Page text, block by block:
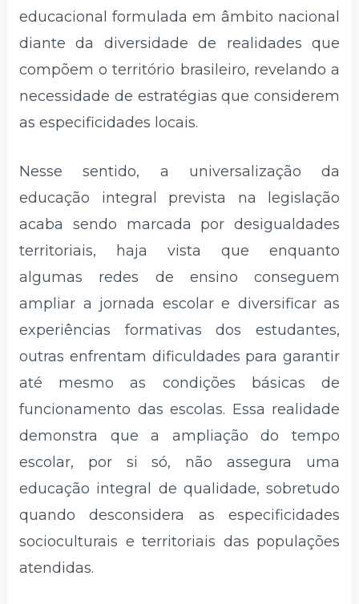
educacional formulada em âmbito nacional
diante da diversidade de realidades que
compõem o território brasileiro, revelando a
necessidade de estratégias que considerem
as especificidades locais.
Nesse sentido, a universalização da
educação integral prevista na legislação
acaba sendo marcada por desigualdades
territoriais, haja vista que enquanto
algumas redes de ensino conseguem
ampliar a jornada escolar e diversificar as
experiências formativas dos estudantes,
outras enfrentam dificuldades para garantir
até mesmo as condições básicas de
funcionamento das escolas. Essa realidade
demonstra que a ampliação do tempo
escolar, por si só, não assegura uma
educação integral de qualidade, sobretudo
quando desconsidera as especificidades
socioculturais e territoriais das populações
atendidas.